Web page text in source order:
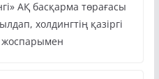
АҚ басқарма төрағасы
холдингтің қазіргі